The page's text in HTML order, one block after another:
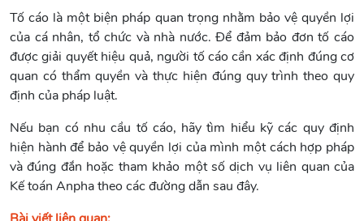
Tố cáo là một biện pháp quan trọng nhằm bảo vệ quyền lợi
của cá nhân, tổ chức và nhà nước. Để đảm bảo đơn tố cáo
được giải quyết hiệu quả, người tố cáo cần xác định đúng cơ
quan có thẩm quyền và thực hiện đúng quy trình theo quy
định của pháp luật.
Nếu bạn có nhu cầu tố cáo, hãy tìm hiểu kỹ các quy định
hiện hành để bảo vệ quyền lợi của mình một cách hợp pháp
và đúng đắn hoặc tham khảo một số dịch vụ liên quan của
Kế toán Anpha theo các đường dẫn sau đây.